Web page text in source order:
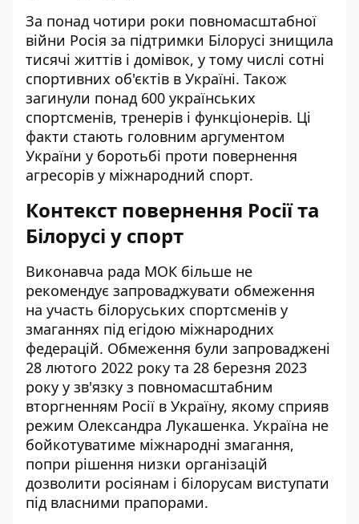
За понад чотири роки повномасштабної
війни Росія за підтримки Білорусі знищила
тисячі життів і домівок, у тому числі сотні
спортивних об'єктів в Україні. Також
загинули понад 600 українських
спортсменів, тренерів і функціонерів. Ці
факти стають головним аргументом
України у боротьбі проти повернення
агресорів у міжнародний спорт.
Контекст повернення Росії та
Білорусі у спорт
Виконавча рада МОК більше не
рекомендує запроваджувати обмеження
на участь білоруських спортсменів у
змаганнях під егідою міжнародних
федерацій. Обмеження були запроваджені
28 лютого 2022 року та 28 березня 2023
року у зв'язку з повномасштабним
вторгненням Росії в Україну, якому сприяв
режим Олександра Лукашенка. Україна не
бойкотуватиме міжнародні змагання,
попри рішення низки організацій
дозволити росіянам і білорусам виступати
під власними прапорами.